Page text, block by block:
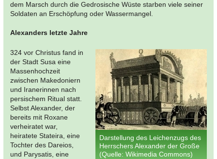
dem Marsch durch die Gedrosische Wüste starben viele seiner
Soldaten an Erschöpfung oder Wassermangel.
Alexanders letzte Jahre
Darstellung des Leichenzugs des
Herrschers Alexander der Große
(Quelle: Wikimedia Commons)
324 vor Christus fand in
der Stadt Susa eine
Massenhochzeit
zwischen Makedoniern
und Iranerinnen nach
persischem Ritual statt.
Selbst Alexander, der
bereits mit Roxane
verheiratet war,
heiratete Stateira, eine
Tochter des Dareios,
und Parysatis, eine